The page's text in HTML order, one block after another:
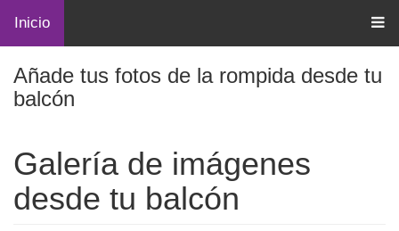
Inicio
Añade tus fotos de la rompida desde tu
balcón
Galería de imágenes
desde tu balcón